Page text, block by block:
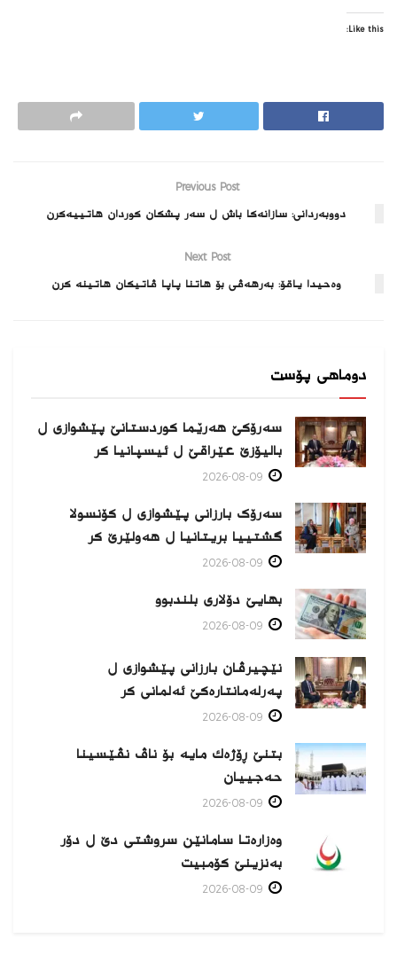
Like this:
Previous Post
دووبەردانی: سازانه‌كا باش ل سه‌ر پشکان کوردان هاتییه‌كرن
Next Post
وەحیدا یاقۆ: بەرهەڤی بۆ هاتنا پاپا ڤاتیکان هاتینە کرن
دوماهی پۆست
سەرۆکێ هەرێما کوردستانێ پێشوازی ل
بالیۆزێ عێراقێ ل ئیسپانیا كر
سەرۆک بارزانی پێشوازی ل کۆنسولا
گشتییا بریتانیا ل هەولێرێ كر
بهایێ دۆلاری بلندبوو
نێچیرڤان بارزانی پێشوازی ل
پەرلەمانتارەكێ ئەلمانی كر
بتنێ ڕۆژەك مایە بۆ ناڤ نڤێسینا
حەجییان
وەزارەتا سامانێن سروشتی دێ ل دۆر
بەنزینێ كۆمبیت